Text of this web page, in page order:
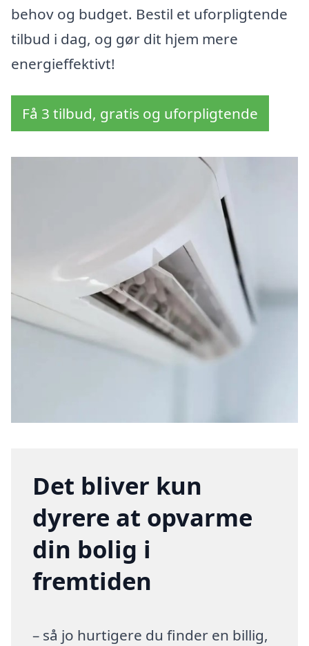
behov og budget. Bestil et uforpligtende
tilbud i dag, og gør dit hjem mere
energieffektivt!
Få 3 tilbud, gratis og uforpligtende
Det bliver kun
dyrere at opvarme
din bolig i
fremtiden
– så jo hurtigere du finder en billig,